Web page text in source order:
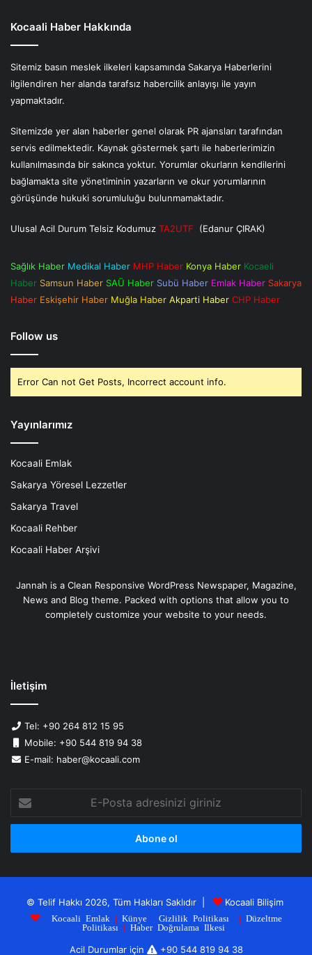
Kocaali Haber Hakkında
Sitemiz basın meslek ilkeleri kapsamında Sakarya Haberlerini
ilgilendiren her alanda tarafsız habercilik anlayışı ile yayın
yapmaktadır.
Sitemizde yer alan haberler genel olarak PR ajansları tarafından
servis edilmektedir. Kaynak göstermek şartı ile haberlerimizin
kullanılmasında bir sakınca yoktur. Yorumlar okurların kendilerini
bağlamakta site yönetiminin yazarların ve okur yorumlarının
görüşünde hukuki sorumluluğu bulunmamaktadır.
Ulusal Acil Durum Telsiz Kodumuz TA2UTF (Edanur ÇIRAK)
Sağlık Haber Medikal Haber MHP Haber Konya Haber Kocaeli
Haber Samsun Haber SAÜ Haber Subü Haber Emlak Haber Sakarya
Haber Eskişehir Haber Muğla Haber Akparti Haber CHP Haber
Follow us
Error Can not Get Posts, Incorrect account info.
Yayınlarımız
Kocaali Emlak
Sakarya Yöresel Lezzetler
Sakarya Travel
Kocaali Rehber
Kocaali Haber Arşivi
Jannah is a Clean Responsive WordPress Newspaper, Magazine,
News and Blog theme. Packed with options that allow you to
completely customize your website to your needs.
İletişim
Tel: +90 264 812 15 95
Mobile: +90 544 819 94 38
E-mail: haber@kocaali.com
Posta
adresinizi
© Telif Hakkı 2026, Tüm Hakları Saklıdır | Kocaali Bilişim
| Kocaali Emlak | Künye| Gizlilik Politikası | Düzeltme
Politikası | Haber Doğrulama Ilkesi
Acil Durumlar için +90 544 819 94 38